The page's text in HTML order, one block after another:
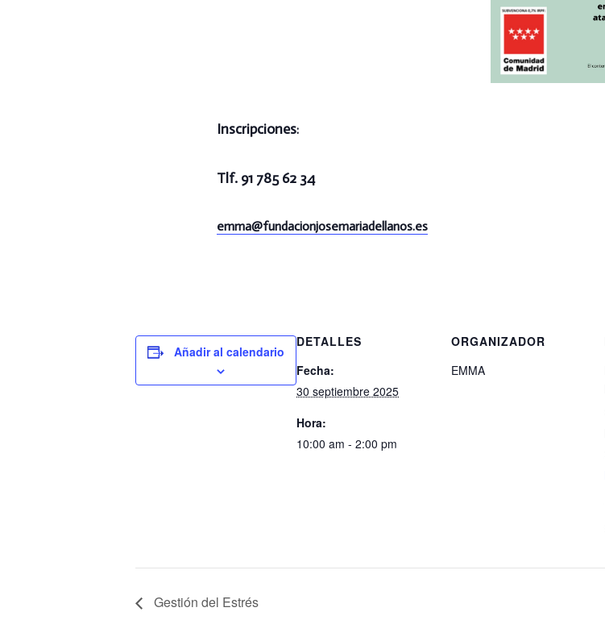
Inscripciones:
Tlf. 91 785 62 34
emma@fundacionjosemariadellanos.es
Añadir al calendario
DETALLES
Fecha:
30 septiembre 2025
Hora:
10:00 am - 2:00 pm
ORGANIZADOR
EMMA
Gestión del Estrés